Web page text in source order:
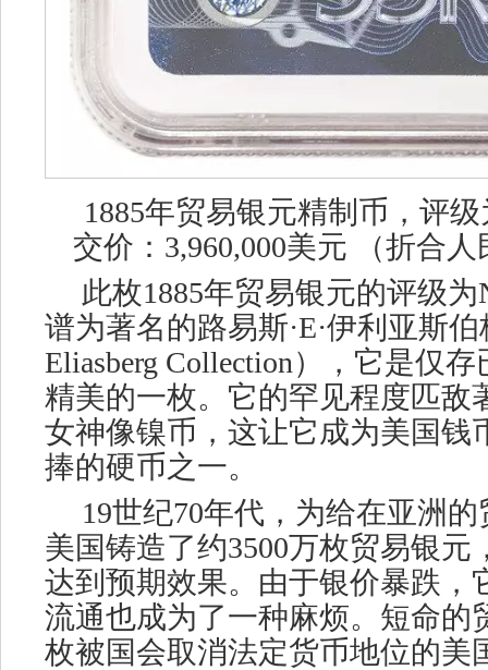
1885年贸易银元精制币，评级
交价：3,960,000美元 （折合
此枚1885年贸易银元的评级为
谱为著名的路易斯·E·伊利亚斯
Eliasberg Collection），它是仅
精美的一枚。它的罕见程度匹敌
女神像镍币，这让它成为美国钱
捧的硬币之一。
19世纪70年代，为给在亚洲
美国铸造了约3500万枚贸易银元
达到预期效果。由于银价暴跌，
流通也成为了一种麻烦。短命的
枚被国会取消法定货币地位的美